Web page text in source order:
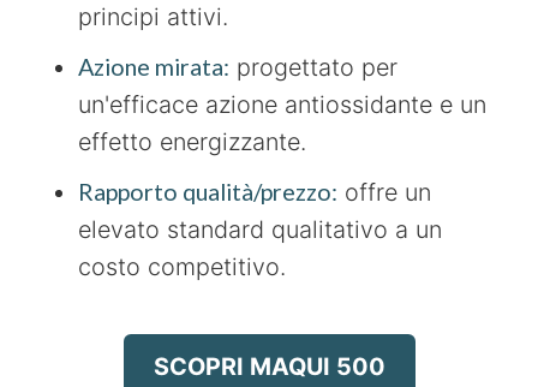
principi attivi.
Azione mirata: progettato per
un'efficace azione antiossidante e un
effetto energizzante.
Rapporto qualità/prezzo: offre un
elevato standard qualitativo a un
costo competitivo.
SCOPRI MAQUI 500